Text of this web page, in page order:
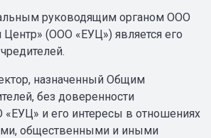
руководящим органом ООО
(ООО «ЕУЦ») является его
назначенный Общим
без доверенности
«ЕУЦ» и его интересы в отношениях
общественными и иными